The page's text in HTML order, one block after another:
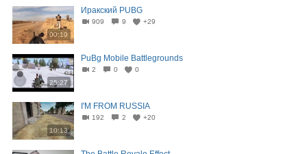
00:19
Иракский PUBG
909 9 +29
25:27
PuBg Mobile Battlegrounds
2 0 0
10:13
I'M FROM RUSSIA
192 2 +20